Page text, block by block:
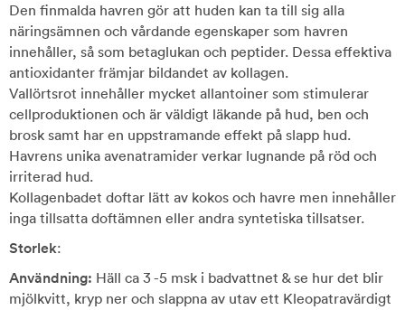
Den finmalda havren gör att huden kan ta till sig alla
näringsämnen och vårdande egenskaper som havren
innehåller, så som betaglukan och peptider. Dessa effektiva
antioxidanter främjar bildandet av kollagen.
Vallörtsrot innehåller mycket allantoiner som stimulerar
cellproduktionen och är väldigt läkande på hud, ben och
brosk samt har en uppstramande effekt på slapp hud.
Havrens unika avenatramider verkar lugnande på röd och
irriterad hud.
Kollagenbadet doftar lätt av kokos och havre men innehåller
inga tillsatta doftämnen eller andra syntetiska tillsatser.
Storlek:
Användning: Häll ca 3 -5 msk i badvattnet & se hur det blir
mjölkvitt, kryp ner och slappna av utav ett Kleopatravärdigt